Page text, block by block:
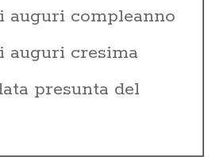
auguri compleanno
auguri cresima
presunta del